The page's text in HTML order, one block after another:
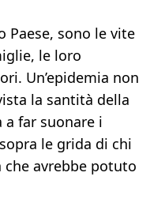
Paese, sono le vite
le loro
Un’epidemia non
la santità della
a far suonare i
le grida di chi
avrebbe potuto